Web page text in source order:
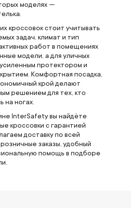
моделях —
кроссовок стоит учитывать
задач, климат и тип
работ в помещениях
модели, а для уличных
протектором и
Комфортная посадка,
крой делают
решением для тех, кто
на ногах.
InterSafety вы найдёте
кроссовки с гарантией
доставку по всей
заказы, удобный
помощь в подборе